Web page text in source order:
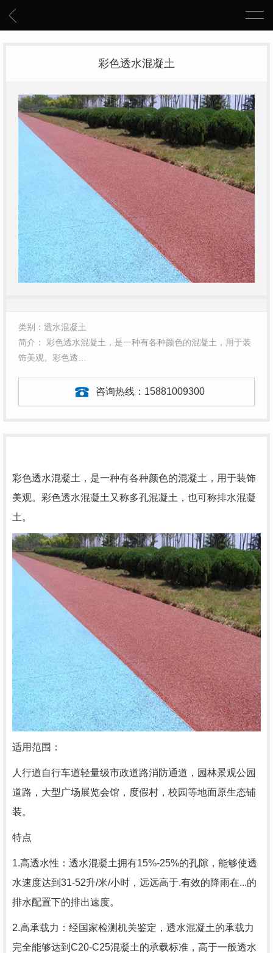
彩色透水混凝土
类别：透水混凝土
简介： 彩色透水混凝土，是一种有各种颜色的混凝土，用于装
饰美观。彩色透…
咨询热线： 15881009300
彩色透水混凝土，是一种有各种颜色的混凝土，用于装饰
美观。彩色透水混凝土又称多孔混凝土，也可称排水混凝
土。
适用范围：
人行道自行车道轻量级市政道路消防通道，园林景观公园
道路，大型广场展览会馆，度假村，校园等地面原生态铺
装。
特点
1.高透水性：透水混凝土拥有15%-25%的孔隙，能够使透
水速度达到31-52升/米/小时，远远高于.有效的降雨在...的
排水配置下的排出速度。
2.高承载力：经国家检测机关鉴定，透水混凝土的承载力
完全能够达到C20-C25混凝土的承载标准，高于一般透水